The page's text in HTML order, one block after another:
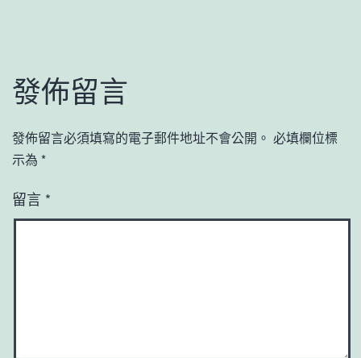
發佈留言
發佈留言必須填寫的電子郵件地址不會公開。 必填欄位標
示為 *
留言 *